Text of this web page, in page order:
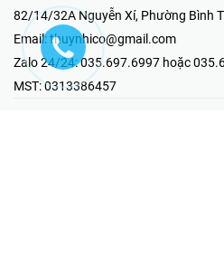
82/14/32A Nguyễn Xí, Phường Bình
Email: thuynhico@gmail.com
Zalo 24/24:035.697.6997 hoặc
MST:0313386457